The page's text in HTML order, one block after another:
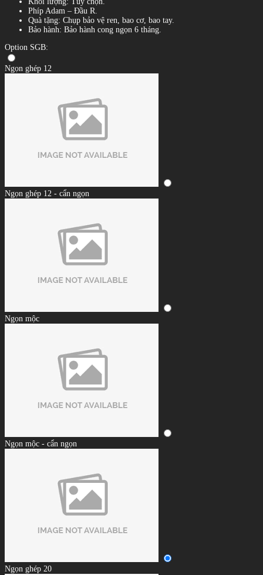
Phíp Adam – Đầu R.
Quà tặng: Chụp bảo vệ ren, bao cơ, bao tay.
Bảo hành: Bảo hành cong ngọn 6 tháng.
Option SGB:
Ngọn ghép 12
Ngọn ghép 12 - cẩn ngọn
Ngọn mộc
Ngọn mộc - cẩn ngọn
Ngọn ghép 20